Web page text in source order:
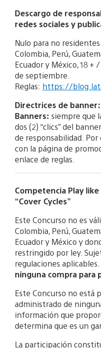
Descargo de
redes sociales y
Nulo para no
Colombia, Perú,
Ecuador y México, 18 +
de septiembre.
Reglas: https://
Directrices de banner:
Banners: siempre que
dos (2) “clics” del
de responsabilidad.
con la página de
enlace de reglas.
Competencia Play
“Cover Cycles”
Este Concurso no es
Colombia, Perú,
Ecuador y México y
restringido por ley.
regulaciones aplicables.
ninguna compra para
Este Concurso no está
administrado de
información que
determina que es un
La participación